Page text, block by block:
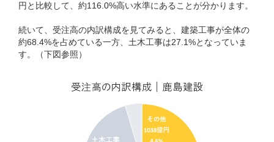
円と比較して、約116.0%高い水準にあることが分かります。
続いて、受注高の内訳構成を見てみると、建築工事が全体の
約68.4%を占めている一方、土木工事は27.1%となっていま
す。（下図参照）